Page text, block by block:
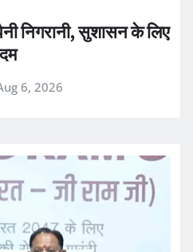
निगरानी, सुशासन के लिए
6, 2026